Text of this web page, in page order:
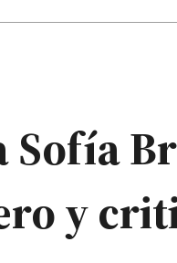
Sofía
y